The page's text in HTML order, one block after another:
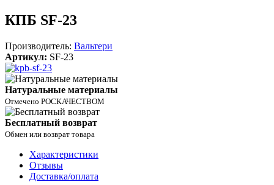
КПБ SF-23
Производитель: Вальтери
Артикул: SF-23
Натуральные материалы
Отмечено РОСКАЧЕСТВОМ
Бесплатный возврат
Обмен или возврат товара
Характеристики
Отзывы
Доставка/оплата